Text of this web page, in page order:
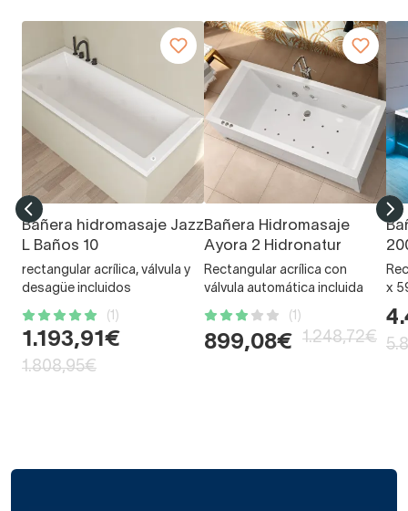
Bañera hidromasaje Jazz
L Baños 10
rectangular acrílica, válvula y
desagüe incluidos
(1)
1.193,91€
1.808,95€
Bañera Hidromasaje
Ayora 2 Hidronatur
Rectangular acrílica con
válvula automática incluida
(1)
899,08€ 1.248,72€
x